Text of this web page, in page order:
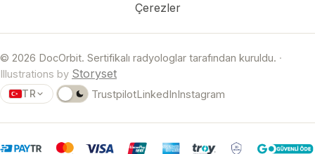
Çerezler
© 2026 DocOrbit. Sertifikalı radyologlar tarafından kuruldu. ·
Illustrations by Storyset
TR TrustpilotLinkedInInstagram